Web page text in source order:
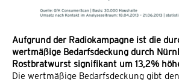
Aufgrund der Radiokampagne ist die
wertmäßige Bedarfsdeckung durch
Rostbratwurst signifikant um 13,2%
Die wertmäßige Bedarfsdeckung gibt